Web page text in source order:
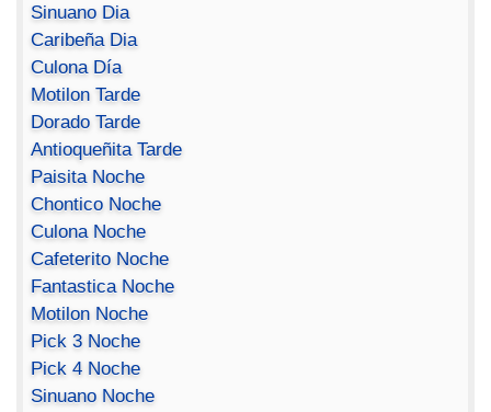
Sinuano Dia
Caribeña Dia
Culona Día
Motilon Tarde
Dorado Tarde
Antioqueñita Tarde
Paisita Noche
Chontico Noche
Culona Noche
Cafeterito Noche
Fantastica Noche
Motilon Noche
Pick 3 Noche
Pick 4 Noche
Sinuano Noche